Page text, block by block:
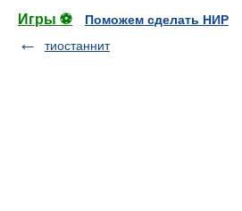
Игры ⚽
Поможем сделать НИР
тиостаннит